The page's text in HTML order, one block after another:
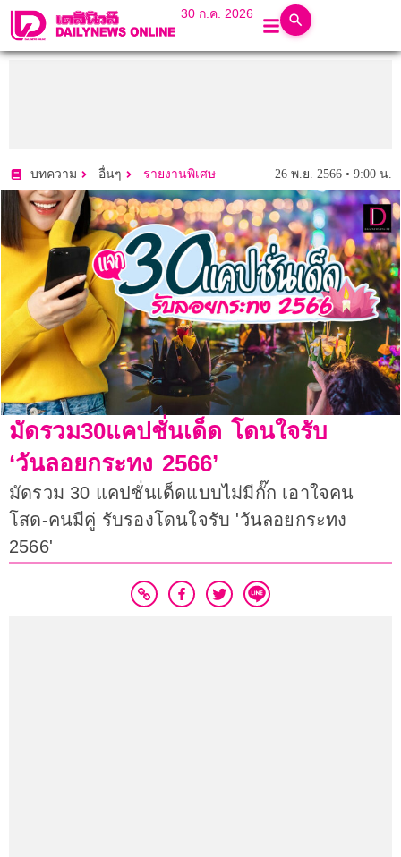
30 ก.ค. 2026
บทความ อื่นๆ รายงานพิเศษ 26 พ.ย. 2566 • 9:00 น.
มัดรวม30แคปชั่นเด็ด โดนใจรับ
‘วันลอยกระทง 2566’
มัดรวม 30 แคปชั่นเด็ดแบบไม่มีกั๊ก เอาใจคน
โสด-คนมีคู่ รับรองโดนใจรับ 'วันลอยกระทง
2566'